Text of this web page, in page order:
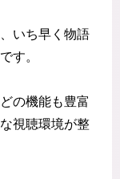
いち早く物語
です。
の機能も豊富
視聴環境が整